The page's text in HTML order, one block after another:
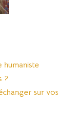
humaniste
?
sur vos